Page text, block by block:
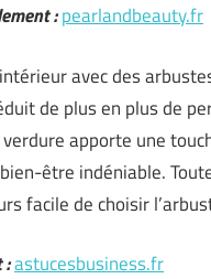
:pearlandbeauty.fr
avec des
de plus en plus de
apporte une
être indéniable.
facile de choisir
:astucesbusiness.fr